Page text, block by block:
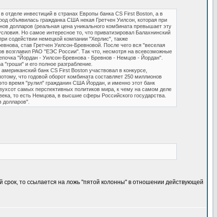
инвестиций в странах Европы банка CS First Boston, а в
объявилась гражданка США некая Гретчен Уилсон, которая при
долларов (реальная цена уникального комбината превышает эту
Но самое интересное то, что приватизировал Балахнинский
содействии немецкой компании "Херлис", также
став Гретчен Уилсон-Бревновой. После чего вся "веселая
возглавил РАО "ЕЭС России". Так что, несмотря на всевозможные
"Йордан - Уилсон-Бревнова - Бревнов - Немцов - Йордан".
и его полное разграбление.
банк CS First Boston участвовал в конкурсе,
что годовой оборот комбината составляет 250 миллионов
время "рулил" гражданин США Йордан, и именно этот банк
самых перспективных политиков мира, к чему на самом деле
то есть Немцова, в высшие сферы Российского государства.
долларов".
то ссылается на ложь "пятой колонны" в отношении действующей